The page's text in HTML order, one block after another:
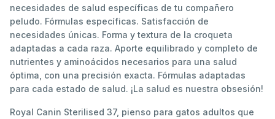
necesidades de salud específicas de tu compañero
peludo. Fórmulas específicas. Satisfacción de
necesidades únicas. Forma y textura de la croqueta
adaptadas a cada raza. Aporte equilibrado y completo de
nutrientes y aminoácidos necesarios para una salud
óptima, con una precisión exacta. Fórmulas adaptadas
para cada estado de salud. ¡La salud es nuestra obsesión!
Royal Canin Sterilised 37, pienso para gatos adultos que